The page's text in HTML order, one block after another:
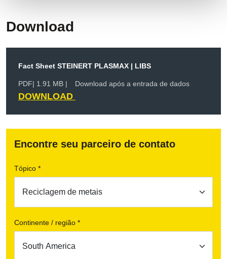
Download
Fact Sheet STEINERT PLASMAX | LIBS
PDF| 1.91 MB | Download após a entrada de dados
DOWNLOAD
Encontre seu parceiro de contato
Tópico *
Continente / região *